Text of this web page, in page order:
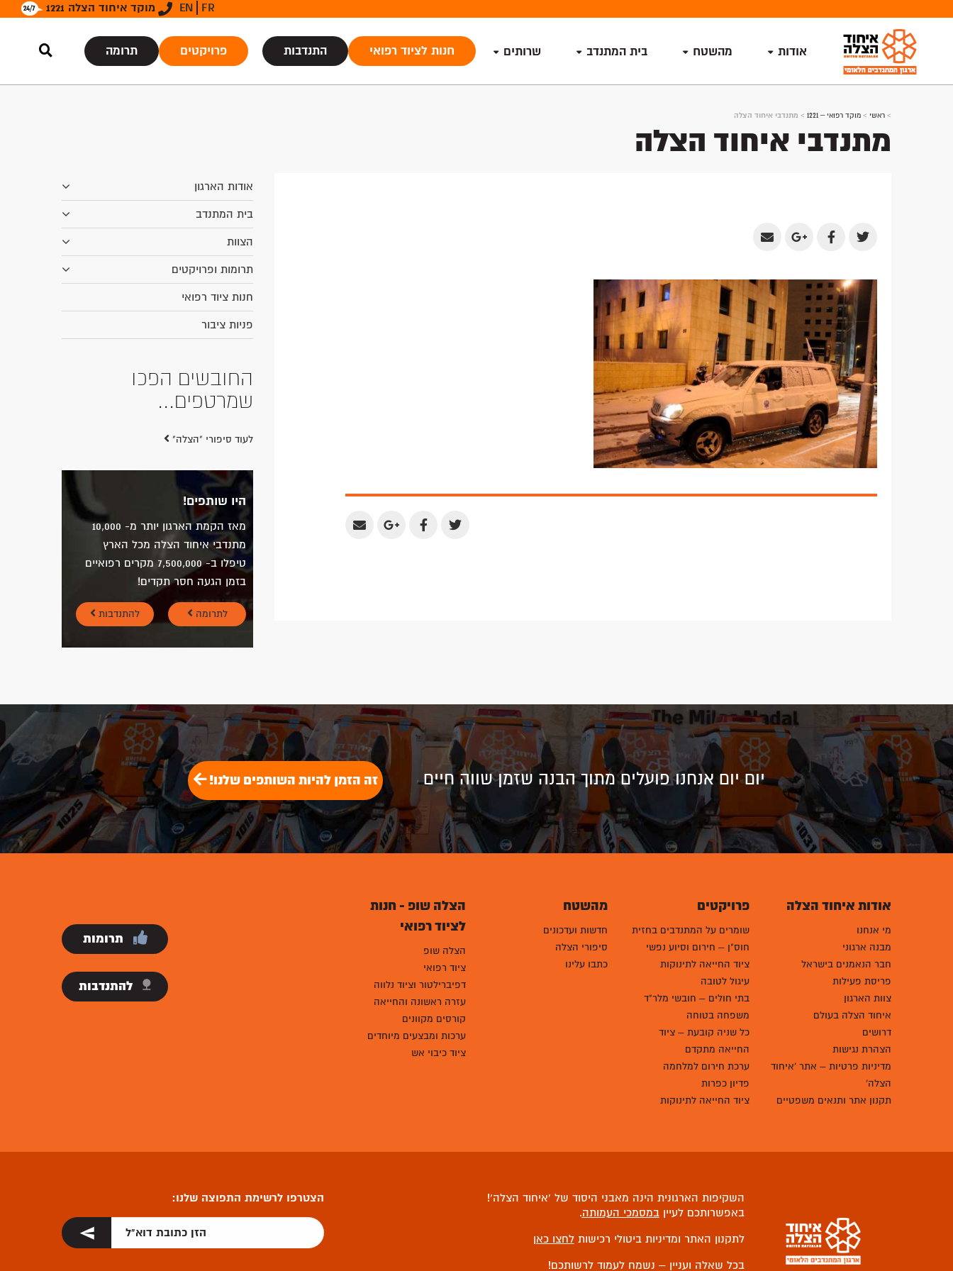
מוקד איחוד הצלה 1221 EN FR
אודות מהשטח בית המתנדב שרותים חנות לציוד רפואי התנדבות פרויקטים תרומה
> ראשי > מוקד רפואי – 1221 > מתנדבי איחוד הצלה
מתנדבי איחוד הצלה
Share
Twitter
Share
Facebook
Share
Google
Plus
Share
Email
Share
Share
Share
Share
אודות הארגון
בית המתנדב
הצוות
תרומות ופרויקטים
חנות ציוד רפואי
פניות ציבור
החובשים הפכו
שמרטפים...
10 שניות! זה הזמן
המתועד שלקח לחובש
ליפשין להגיע אתמול
לילד פצוע...
לעוד סיפורי "הצלה"
היו שותפים!
מתנדבי איחוד הצלה מכל הארץ
טיפלו ב- 7,500,000 מקרים רפואיים
יום יום אנחנו פועלים מתוך הבנה שזמן שווה חיים זה הזמן להיות השותפים שלנו!
אודות איחוד הצלה
מי אנחנו
מבנה ארגוני
חבר הנאמנים בישראל
פריסת פעילות
צוות הארגון
איחוד הצלה בעולם
דרושים
הצהרת נגישות
פרויקטים
שומרים על המתנדבים בחזית
חוס"ן – חירום וסיוע נפשי
ציוד החייאה לתינוקות
עיגול לטובה
בתי חולים – חובשי מלר"ד
משפחה בטוחה
כל שניה קובעת – ציוד
החייאה מתקדם
מהשטח
הצלה שופ - חנות
לציוד רפואי
הצלה שופ
ציוד רפואי
דפיברילטור וציוד נלווה
עזרה ראשונה והחייאה
תרומות